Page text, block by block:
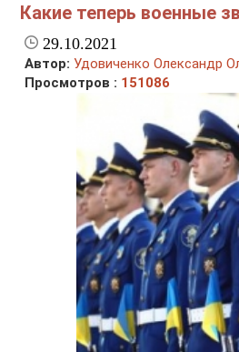
Какие теперь военные
29.10.2021
Автор: Удовиченко Олександр
Просмотров : 151086